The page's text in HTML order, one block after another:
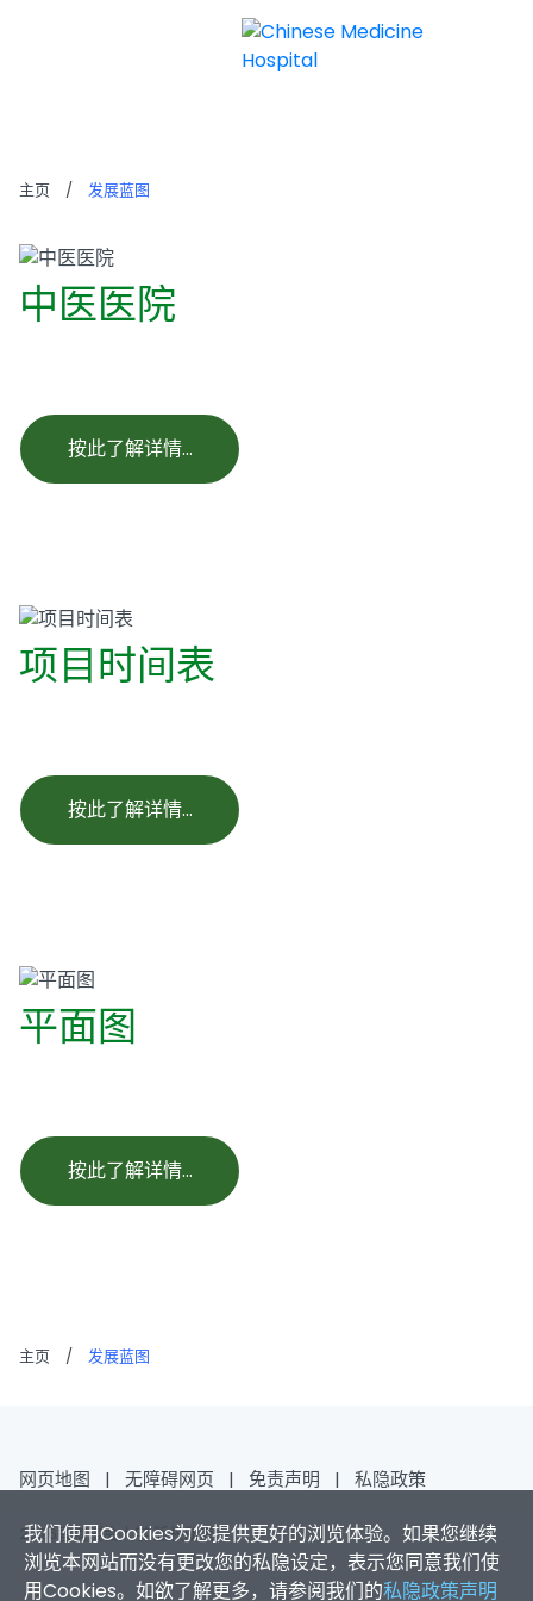
主页 / 发展蓝图
中医医院
按此了解详情…
项目时间表
按此了解详情…
平面图
按此了解详情…
主页 / 发展蓝图
我们使用Cookies为您提供更好的浏览体验。如果您继续
浏览本网站而没有更改您的私隐设定，表示您同意我们使
用Cookies。如欲了解更多，请参阅我们的私隐政策声明
网页地图 | 无障碍网页 | 免责声明 | 私隐政策
2026香港浸会大学 版权所有